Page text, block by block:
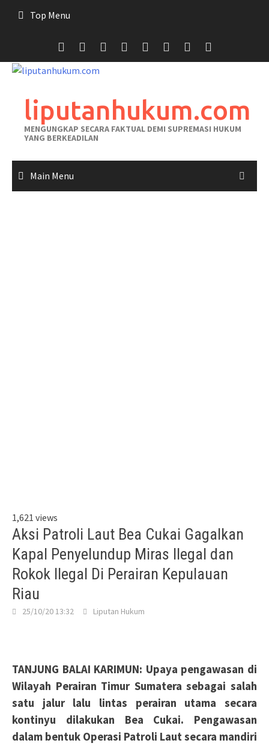
Top Menu
liputanhukum.com
MENGUNGKAP SECARA FAKTUAL DEMI SUPREMASI HUKUM
YANG BERKEADILAN
Main Menu
1,621 views
Aksi Patroli Laut Bea Cukai Gagalkan
Kapal Penyelundup Miras Ilegal dan
Rokok Ilegal Di Perairan Kepulauan
Riau
25/10/20 13:32 Liputan Hukum
TANJUNG BALAI KARIMUN: Upaya pengawasan di
Wilayah Perairan Timur Sumatera sebagai salah
satu jalur lalu lintas perairan utama secara
kontinyu dilakukan Bea Cukai. Pengawasan
dalam bentuk Operasi Patroli Laut secara mandiri